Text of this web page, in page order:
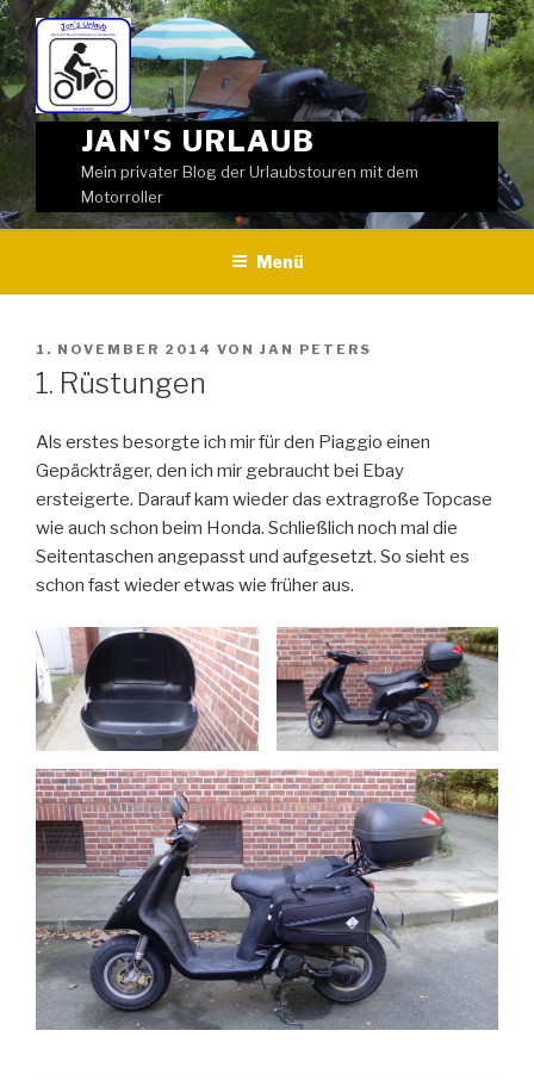
Weiter
zum
Inhalt
JAN'S URLAUB
Mein privater Blog der Urlaubstouren mit dem
Motorroller
Menü
VERÖFFENTLICHT
AM
1. NOVEMBER 2014 VON JAN PETERS
1. Rüstungen
Als erstes besorgte ich mir für den Piaggio einen
Gepäckträger, den ich mir gebraucht bei Ebay
ersteigerte. Darauf kam wieder das extragroße Topcase
wie auch schon beim Honda. Schließlich noch mal die
Seitentaschen angepasst und aufgesetzt. So sieht es
schon fast wieder etwas wie früher aus.